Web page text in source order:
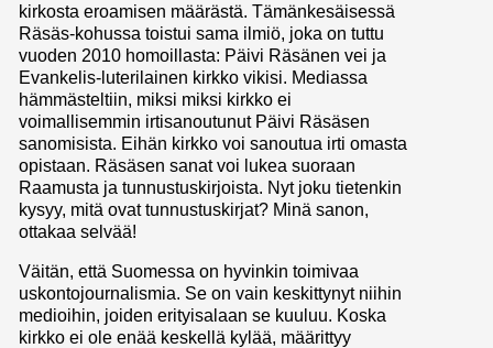
kirkosta eroamisen määrästä. Tämänkesäisessä
Räsäs-kohussa toistui sama ilmiö, joka on tuttu
vuoden 2010 homoillasta: Päivi Räsänen vei ja
Evankelis-luterilainen kirkko vikisi. Mediassa
hämmästeltiin, miksi miksi kirkko ei
voimallisemmin irtisanoutunut Päivi Räsäsen
sanomisista. Eihän kirkko voi sanoutua irti omasta
opistaan. Räsäsen sanat voi lukea suoraan
Raamusta ja tunnustuskirjoista. Nyt joku tietenkin
kysyy, mitä ovat tunnustuskirjat? Minä sanon,
ottakaa selvää!
Väitän, että Suomessa on hyvinkin toimivaa
uskontojournalismia. Se on vain keskittynyt niihin
medioihin, joiden erityisalaan se kuuluu. Koska
kirkko ei ole enää keskellä kylää, määrittyy